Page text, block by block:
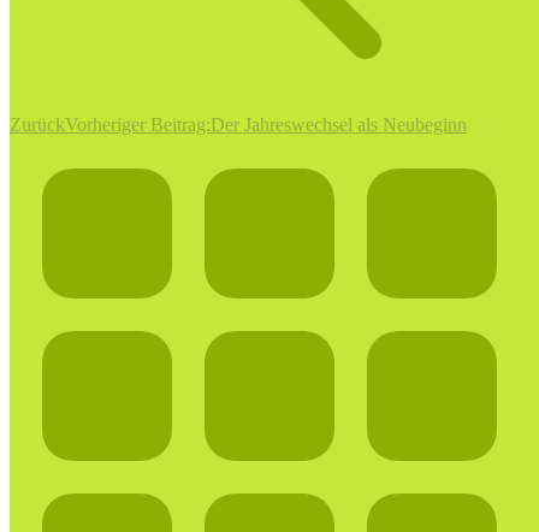
ZurückVorheriger Beitrag:Der Jahreswechsel als Neubeginn